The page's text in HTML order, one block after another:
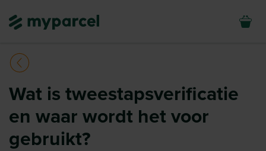
Wat is tweestapsverificatie
en waar wordt het voor
gebruikt?